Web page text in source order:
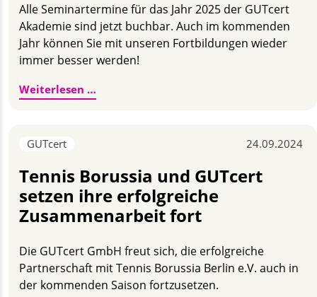
Alle Seminartermine für das Jahr 2025 der GUTcert
Akademie sind jetzt buchbar. Auch im kommenden
Jahr können Sie mit unseren Fortbildungen wieder
immer besser werden!
Weiterlesen …
GUTcert 24.09.2024
Tennis Borussia und GUTcert
setzen ihre erfolgreiche
Zusammenarbeit fort
Die GUTcert GmbH freut sich, die erfolgreiche
Partnerschaft mit Tennis Borussia Berlin e.V. auch in
der kommenden Saison fortzusetzen.